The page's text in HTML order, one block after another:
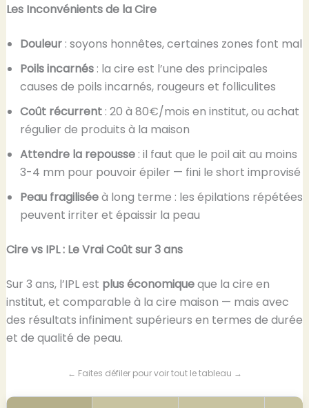
Les Inconvénients de la Cire
Douleur: soyons honnêtes, certaines zones font mal
Poils incarnés: la cire est l’une des principales
causes de poils incarnés, rougeurs et folliculites
Coût récurrent: 20 à 80€/mois en institut, ou achat
régulier de produits à la maison
Attendre la repousse: il faut que le poil ait au moins
3-4 mm pour pouvoir épiler — fini le short improvisé
Peau fragiliséeà long terme : les épilations répétées
peuvent irriter et épaissir la peau
Cire vs IPL : Le Vrai Coût sur 3 ans
Sur 3 ans, l’IPL est plus économiqueque la cire en
institut, et comparable à la cire maison — mais avec
des résultats infiniment supérieurs en termes de durée
et de qualité de peau.
← Faites défiler pour voir tout le tableau →